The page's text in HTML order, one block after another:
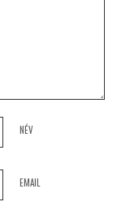
NÉV
EMAIL